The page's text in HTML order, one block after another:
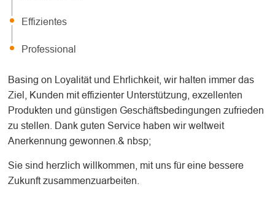
Effizientes
Professional
Basing on Loyalität und Ehrlichkeit, wir halten immer das
Ziel, Kunden mit effizienter Unterstützung, exzellenten
Produkten und günstigen Geschäftsbedingungen zufrieden
zu stellen. Dank guten Service haben wir weltweit
Anerkennung gewonnen.& nbsp;
Sie sind herzlich willkommen, mit uns für eine bessere
Zukunft zusammenzuarbeiten.